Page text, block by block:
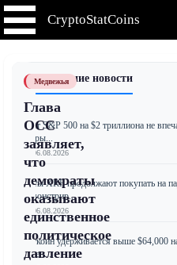
CryptoStatCoins
Медвежья
Глава
OCC
заявляет,
что
демократы
оказывают
единственное
политическое
давление
📰 Последние новости
Рост S&P 500 на $2 триллиона не
разры...
📅 06.08.2026
Киты XRP продолжают покупать на
демонстрир...
📅 06.08.2026
Биткоин удерживается выше $64,000
токен...